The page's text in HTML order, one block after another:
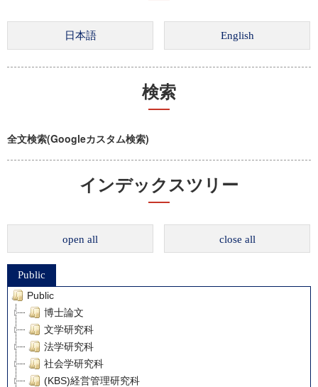
検索
全文検索(Googleカスタム検索)
インデックスツリー
open all close all
Public
Public
博士論文
文学研究科
法学研究科
社会学研究科
(KBS)経営管理研究科